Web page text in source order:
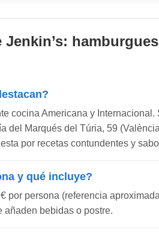
cocina Americana y Internacional.
del Marqués del Túria, 59
por recetas contundentes y
y qué incluye?
por persona (referencia
añaden bebidas o postre.